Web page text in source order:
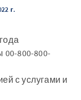
г.
800-800-
с услугами и